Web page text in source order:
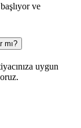
ve
mı?
uygun